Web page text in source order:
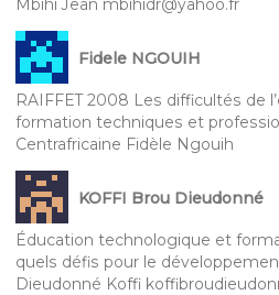
Mbihi Jean mbihidr@yahoo.fr
Fidele NGOUIH
RAIFFET 2008 Les difficultés de
formation techniques et
Centrafricaine Fidèle Ngouih
KOFFI Brou Dieudonné
Éducation technologique et
quels défis pour le
Dieudonné Koffi